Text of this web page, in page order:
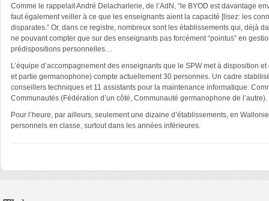
Comme le rappelait André Delacharlerie, de l’AdN, “le BYOD est davantage
faut également veiller à ce que les enseignants aient la capacité [lisez: les
disparates.” Or, dans ce registre, nombreux sont les établissements qui, déjà
ne pouvant compter que sur des enseignants pas forcément “pointus” en
prédispositions personnelles…
L’équipe d’accompagnement des enseignants que le SPW met à
et partie germanophone) compte actuellement 30 personnes. Un cadre
conseillers techniques et 11 assistants pour la maintenance informatique.
Communautés (Fédération d’un côté, Communauté germanophone de l’autre).
Pour l’heure, par ailleurs, seulement une dizaine d’établissements, en
personnels en classe, surtout dans les années inférieures.